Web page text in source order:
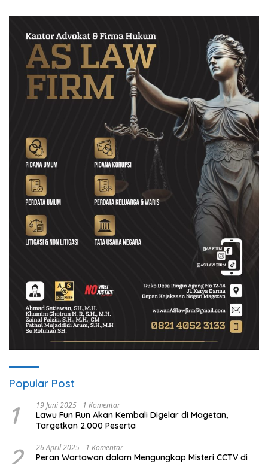
Popular Post
1 19 Juni 2025 1 Komentar
Lawu Fun Run Akan Kembali Digelar di Magetan,
Targetkan 2.000 Peserta
2 26 April 2025 1 Komentar
Peran Wartawan dalam Mengungkap Misteri CCTV di